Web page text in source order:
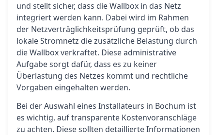
und stellt sicher, dass die Wallbox in das Netz
integriert werden kann. Dabei wird im Rahmen
der Netzverträglichkeitsprüfung geprüft, ob das
lokale Stromnetz die zusätzliche Belastung durch
die Wallbox verkraftet. Diese administrative
Aufgabe sorgt dafür, dass es zu keiner
Überlastung des Netzes kommt und rechtliche
Vorgaben eingehalten werden.
Bei der Auswahl eines Installateurs in Bochum ist
es wichtig, auf transparente Kostenvoranschläge
zu achten. Diese sollten detaillierte Informationen